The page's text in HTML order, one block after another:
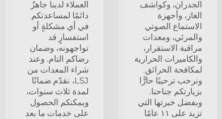
الجدران، وكواشف
الغاز، وأجهزة
الاستماع الصوتي
والمرئي، ومعدات
مراقبة الاستقرار،
والكاميرات الحرارية
لمكافحة الحرائق.
ونرحب ترحيبًا حارًّا
بزيارتكم جناحنا.
وبفضل خبرتها التي
تزيد على ١١ عامًا
العملاء لدينا جاهزٌ
دائمًا لمساعدتكم
في أي مشكلةٍ أو
استفسارٍ قد
تواجهونه، وضمان
رضاكم التام. وعند
شراء المعدات من
LSJ، نقدّم ضمانًا
لمدة ثلاث سنوات،
ويمكنكم الحصول
على خدمات ما بعد